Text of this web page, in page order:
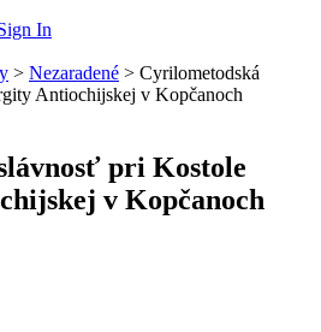
In
> Nezaradené > Cyrilometodská
Antiochijskej v Kopčanoch
pri Kostole
v Kopčanoch